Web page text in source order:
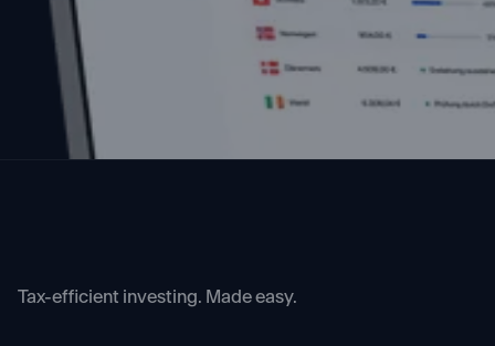
Tax-efficient investing. Made easy.